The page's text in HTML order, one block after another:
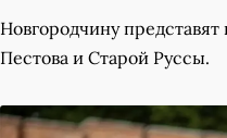
Новгородчину
Пестова и Старой Руссы.